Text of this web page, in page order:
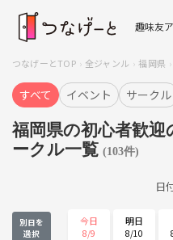
趣味友
つなげーとTOP 全ジャンル 福岡県
すべて イベント サークル
福岡県の初心者歓
ークル一覧 (103件)
日
別日を
選択
今日
8/9
明日
8/10